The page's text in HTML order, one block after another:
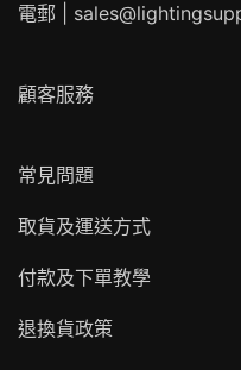
電郵 |
顧客服務
常見問題
取貨及運送方式
付款及下單教學
退換貨政策